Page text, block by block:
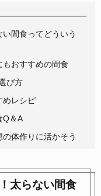
間食ってどういう
おすすめの間食
び方
めレシピ
Q＆A
体作りに活かそう
太らない間食